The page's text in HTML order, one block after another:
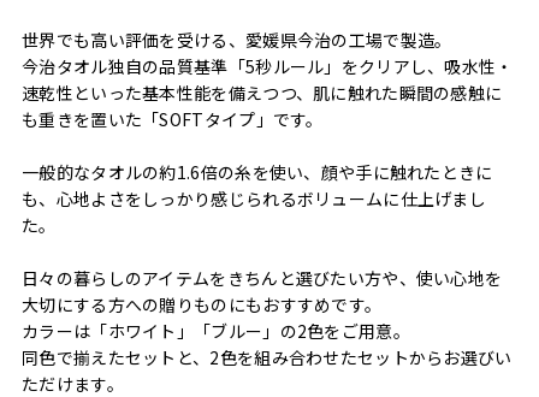
世界でも高い評価を受ける、愛媛県今治の工場で製造。
今治タオル独自の品質基準「5秒ルール」をクリアし、吸水性・
速乾性といった基本性能を備えつつ、肌に触れた瞬間の感触に
も重きを置いた「SOFTタイプ」です。
一般的なタオルの約1.6倍の糸を使い、顔や手に触れたときに
も、心地よさをしっかり感じられるボリュームに仕上げまし
た。
日々の暮らしのアイテムをきちんと選びたい方や、使い心地を
大切にする方への贈りものにもおすすめです。
カラーは「ホワイト」「ブルー」の2色をご用意。
同色で揃えたセットと、2色を組み合わせたセットからお選びい
ただけます。